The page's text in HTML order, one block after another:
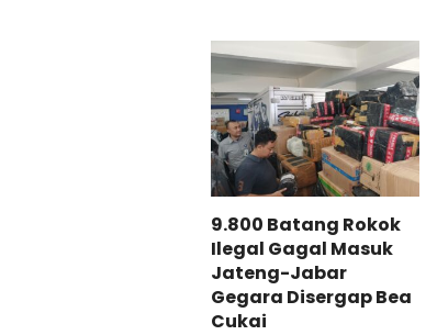
9.800 Batang Rokok
Ilegal Gagal Masuk
Jateng-Jabar
Gegara Disergap Bea
Cukai